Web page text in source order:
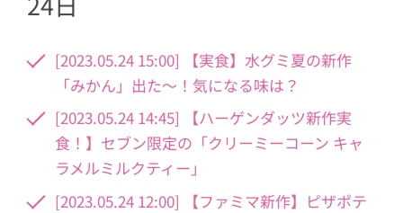
[2023.05.24 15:00] 【実食】水グミ夏の新作
「みかん」出た〜！気になる味は？
[2023.05.24 14:45] 【ハーゲンダッツ新作実
食！】セブン限定の「クリーミーコーン キャ
ラメルミルクティー」
[2023.05.24 12:00] 【ファミマ新作】ピザポテ